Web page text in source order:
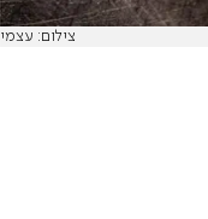
צילום: עצמי